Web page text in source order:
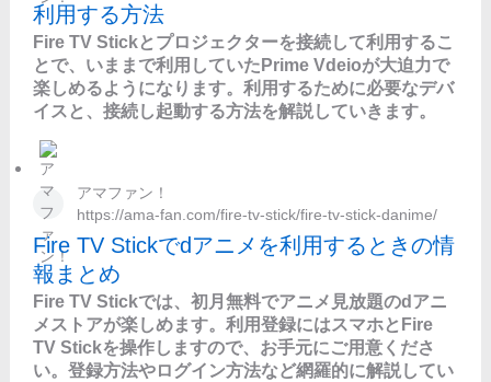
利用する方法
Fire TV Stickとプロジェクターを接続して利用するこ
とで、いままで利用していたPrime Vdeioが大迫力で
楽しめるようになります。利用するために必要なデバ
イスと、接続し起動する方法を解説していきます。
アマファン！
https://ama-fan.com/fire-tv-stick/fire-tv-stick-danime/
Fire TV Stickでdアニメを利用するときの情
報まとめ
Fire TV Stickでは、初月無料でアニメ見放題のdアニ
メストアが楽しめます。利用登録にはスマホとFire
TV Stickを操作しますので、お手元にご用意くださ
い。登録方法やログイン方法など網羅的に解説してい